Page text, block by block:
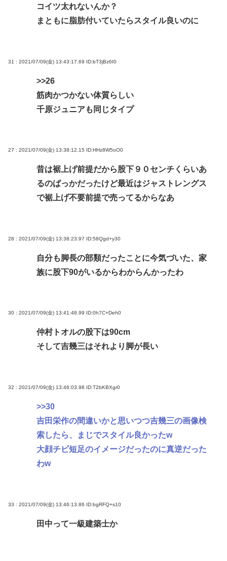
コイツ太れないんか？
まともに脂肪付いていたらスタイル良いのに
31 : 2021/07/09(金) 13:43:17.69 ID:bT3jBz6I0
>>26
筋肉かつかない体質らしい
千原ジュニアも同じタイプ
27 : 2021/07/09(金) 13:38:12.15 ID:HHz8W5oO0
昔は裾上げ前提だから股下９０センチくらいあ
るのばっかだったけど最近はジャストレングス
で裾上げ不要前提で売ってるからなあ
28 : 2021/07/09(金) 13:38:23.97 ID:58Qgd+y30
自分も脚長の部類だったことに今気づいた、家
族に股下90がいるからわからんかったわ
30 : 2021/07/09(金) 13:41:48.99 ID:0h7C+Deh0
仲村トオルの股下は90cm
そして吉幾三はそれより脚が長い
32 : 2021/07/09(金) 13:46:03.98 ID:T2bKBXgr0
>>30
吉田栄作の間違いかと思いつつ吉幾三の画像検
索したら、まじでスタイル良かったw
大顔チビ短足のイメージだったのに真逆だった
わw
33 : 2021/07/09(金) 13:46:13.86 ID:bgRFQ+s10
田中って一級建築士か